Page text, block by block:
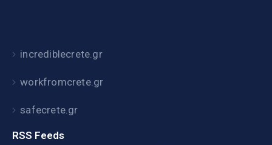
incrediblecrete.gr
workfromcrete.gr
safecrete.gr
RSS Feeds